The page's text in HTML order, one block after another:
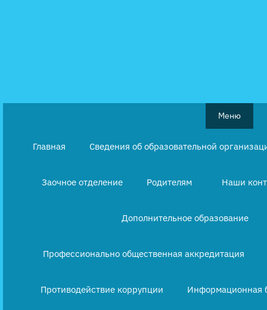
Меню
Главная Сведения об образовательной
Заочное отделение Родителям Наши
Дополнительное образование
Профессионально общественная аккредитация
Противодействие коррупции Информационная